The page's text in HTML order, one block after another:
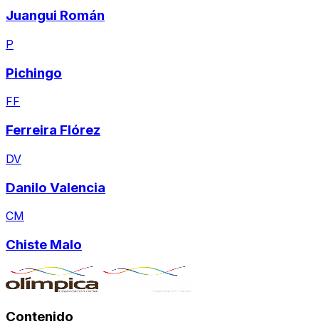
Juangui Román
P
Pichingo
FF
Ferreira Flórez
DV
Danilo Valencia
CM
Chiste Malo
Contenido